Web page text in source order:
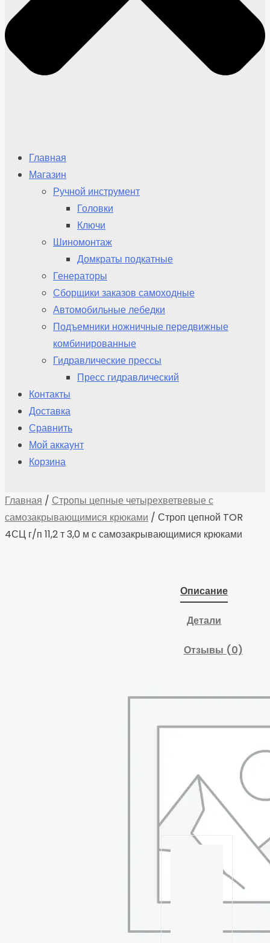
Главная
Магазин
Ручной инструмент
Головки
Ключи
Шиномонтаж
Домкраты подкатные
Генераторы
Сборщики заказов самоходные
Автомобильные лебедки
Подъемники ножничные передвижные
комбинированные
Гидравлические прессы
Пресс гидравлический
Контакты
Доставка
Сравнить
Мой аккаунт
Корзина
Главная / Стропы цепные четырехветвевые с
самозакрывающимися крюками / Строп цепной TOR
4СЦ г/п 11,2 т 3,0 м с самозакрывающимися крюками
Описание
Детали
Отзывы (0)
4СЦ г/п 11,2 т 3,0 м с
крюками
Похожие